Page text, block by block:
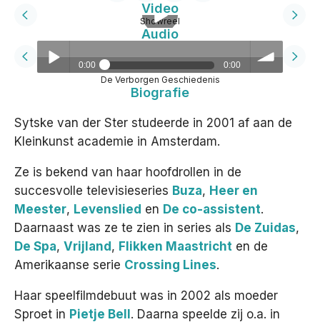
Flex-service
Het team
Contact
Video
Showreel
Audio
pause
0:00 0:00
De Verborgen Geschiedenis
Biografie
Sytske van der Ster studeerde in 2001 af aan de
Kleinkunst academie in Amsterdam.
Ze is bekend van haar hoofdrollen in de
succesvolle televisieseries Buza, Heer en
Meester, Levenslied en De co-assistent.
Daarnaast was ze te zien in series als De Zuidas,
De Spa, Vrijland , Flikken Maastricht en de
Amerikaanse serie Crossing Lines.
Haar speelfilmdebuut was in 2002 als moeder
Sproet in Pietje Bell . Daarna speelde zij o.a. in